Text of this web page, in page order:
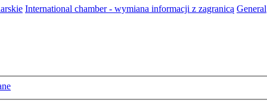
International chamber - wymiana informacji z zagranicą General